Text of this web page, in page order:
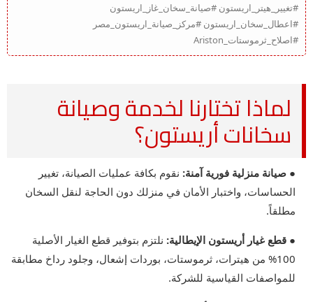
#تغيير_هيتر_اريستون #صيانة_سخان_غاز_اريستون
#اعطال_سخان_اريستون #مركز_صيانة_اريستون_مصر
#اصلاح_ثرموستات_Ariston
لماذا تختارنا لخدمة وصيانة
سخانات أريستون؟
● صيانة منزلية فورية آمنة: نقوم بكافة عمليات الصيانة، تغيير
الحساسات، واختبار الأمان في منزلك دون الحاجة لنقل السخان
مطلقاً.
● قطع غيار أريستون الإيطالية: نلتزم بتوفير قطع الغيار الأصلية
100% من هيترات، ثرموستات، بوردات إشعال، وجلود رداخ مطابقة
للمواصفات القياسية للشركة.